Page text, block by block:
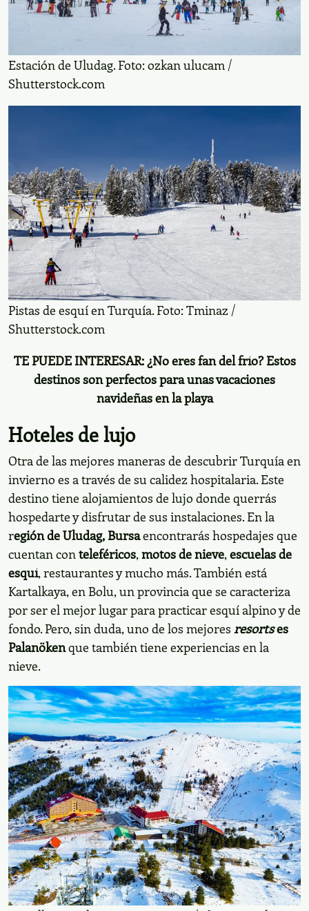
Estación de Uludag. Foto: ozkan ulucam /
Shutterstock.com
Pistas de esquí en Turquía. Foto: Tminaz /
Shutterstock.com
TE PUEDE INTERESAR:¿No eres fan del frío?
Estos destinos son perfectos para unas vacaciones
navideñas en la playa
Hoteles de lujo
Otra de las mejores maneras de descubrir Turquía en
invierno es a través de su calidez hospitalaria. Este
destino tiene alojamientos de lujo donde querrás
hospedarte y disfrutar de sus instalaciones. En la
región de Uludag, Bursaencontrarás hospedajes que
cuentan conteleféricos,motos de nieve,escuelas de
esquí, restaurantes y mucho más. También está